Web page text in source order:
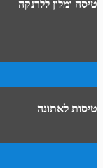
טיסה ומלון ללרנקה
טיסות לאתונה